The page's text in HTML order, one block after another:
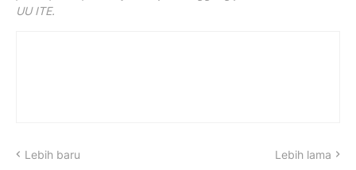
UU ITE.
Lebih baru Lebih lama